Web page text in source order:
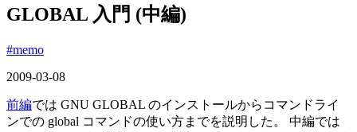
GLOBAL 入門 (中編)
#memo
2009-03-08
前編では GNU GLOBAL のインストールからコマンドライ
ンでの global コマンドの使い方までを説明した。 中編では